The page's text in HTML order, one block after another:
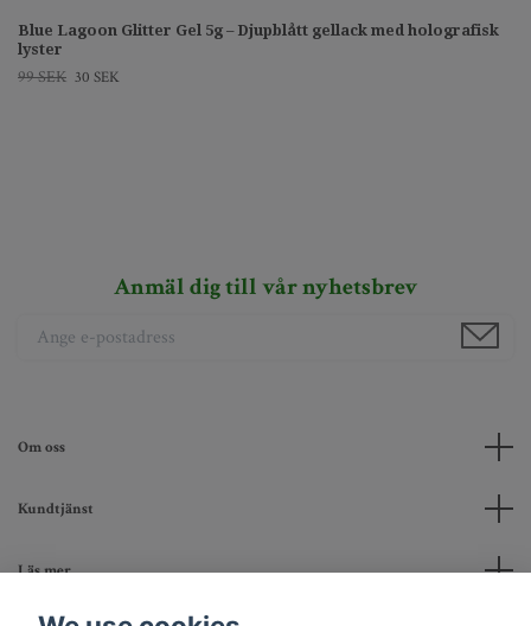
Blue Lagoon Glitter Gel 5g – Djupblått gellack med holografisk
lyster
99 SEK 30 SEK
Anmäl dig till vår nyhetsbrev
Om oss
Kundtjänst
Läs mer